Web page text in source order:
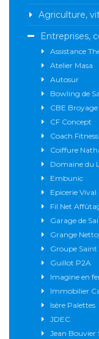
Agriculture,
Entreprises,
Assistance
Atelier Masa
Autosur
Bowling de
CBE Broyage
CF Concept
Coach Fitness
Coiffure
Domaine du
Embunic
Epicerie Vival
Fil Net
Garage de
Grange
Groupe Saint
Guillot P2A
Imagine en
Immobilier
Isère Palettes
JDEC
Jean Bouvier